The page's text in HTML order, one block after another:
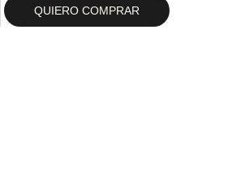
QUIERO COMPRAR